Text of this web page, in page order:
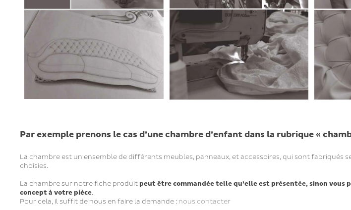
Par exemple prenons le cas d’une chambre d’enfant dans la rubrique «
La chambre est un ensemble de différents meubles, panneaux, et accessoires, qui sont fabriqués
choisies.
La chambre sur notre fiche produit peut être commandée telle qu’elle est présentée, sinon vous
concept à votre pièce.
Pour cela, il suffit de nous en faire la demande : nous contacter